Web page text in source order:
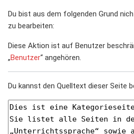
Du bist aus dem folgenden Grund
zu bearbeiten:
Diese Aktion ist auf Benutzer
„Benutzer“ angehören.
Du kannst den Quelltext dieser Seite